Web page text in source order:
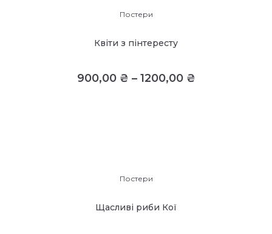
Постери
Квіти з пінтересту
900,00 ₴ – 1200,00 ₴
Постери
Щасливі риби Кої